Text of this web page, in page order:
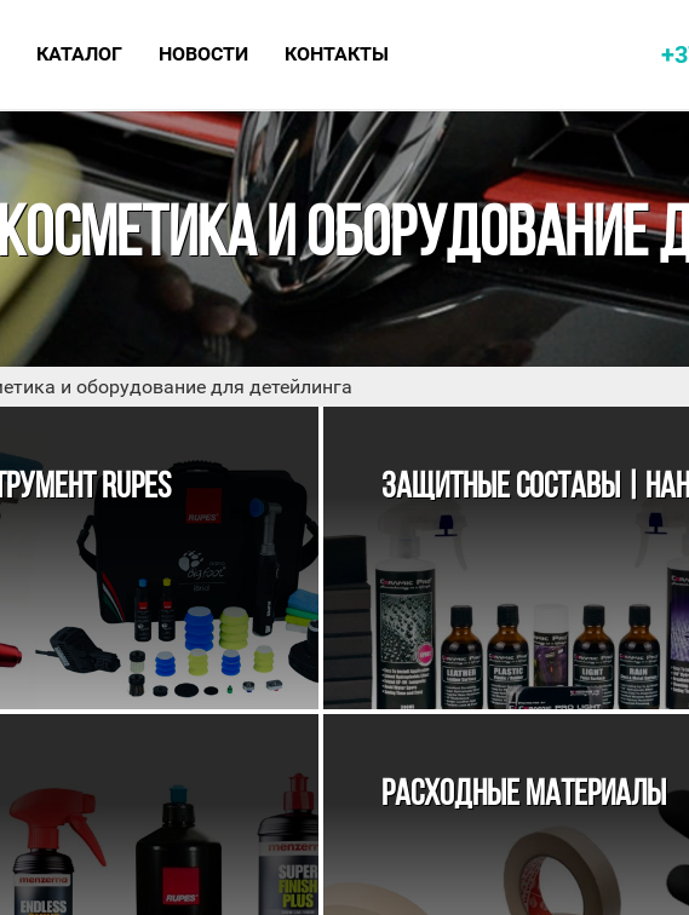
КАТАЛОГ НОВОСТИ КОНТАКТЫ
И ОБОРУДОВАНИЕ
и оборудование для детейлинга
RUPES ЗАЩИТНЫЕ СОСТАВЫ |
РАСХОДНЫЕ МАТЕРИАЛЫ
ИЗВИНИТЕ, МАГАЗИН НЕ
РАБОТАЕТ
Приглашаем записаться на обслуживание
автомобиля в нашу детейлинг студию
ПОДРОБНЕЕ